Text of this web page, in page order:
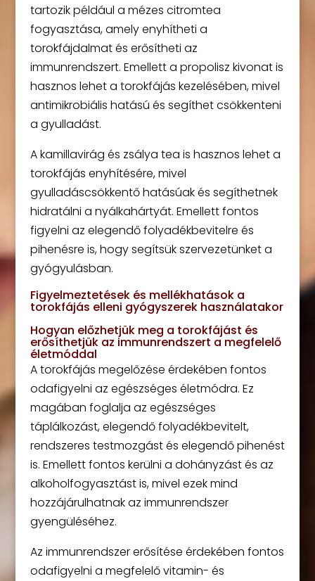
tartozik például a mézes citromtea
fogyasztása, amely enyhítheti a
torokfájdalmat és erősítheti az
immunrendszert. Emellett a propolisz kivonat is
hasznos lehet a torokfájás kezelésében, mivel
antimikrobiális hatású és segíthet csökkenteni
a gyulladást.
A kamillavirág és zsálya tea is hasznos lehet a
torokfájás enyhítésére, mivel
gyulladáscsökkentő hatásúak és segíthetnek
hidratálni a nyálkahártyát. Emellett fontos
figyelni az elegendő folyadékbevitelre és
pihenésre is, hogy segítsük szervezetünket a
gyógyulásban.
Figyelmeztetések és mellékhatások a
torokfájás elleni gyógyszerek használatakor
Hogyan előzhetjük meg a torokfájást és
erősíthetjük az immunrendszert a megfelelő
életmóddal
A torokfájás megelőzése érdekében fontos
odafigyelni az egészséges életmódra. Ez
magában foglalja az egészséges
táplálkozást, elegendő folyadékbevitelt,
rendszeres testmozgást és elegendő pihenést
is. Emellett fontos kerülni a dohányzást és az
alkoholfogyasztást is, mivel ezek mind
hozzájárulhatnak az immunrendszer
gyengüléséhez.
Az immunrendszer erősítése érdekében fontos
odafigyelni a megfelelő vitamin- és